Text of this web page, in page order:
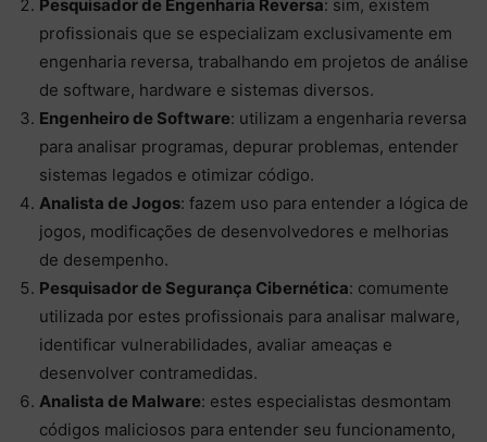
Pesquisador de Engenharia Reversa: sim, existem
profissionais que se especializam exclusivamente em
engenharia reversa, trabalhando em projetos de análise
de software, hardware e sistemas diversos.
Engenheiro de Software: utilizam a engenharia reversa
para analisar programas, depurar problemas, entender
sistemas legados e otimizar código.
Analista de Jogos: fazem uso para entender a lógica de
jogos, modificações de desenvolvedores e melhorias
de desempenho.
Pesquisador de Segurança Cibernética: comumente
utilizada por estes profissionais para analisar malware,
identificar vulnerabilidades, avaliar ameaças e
desenvolver contramedidas.
Analista de Malware: estes especialistas desmontam
códigos maliciosos para entender seu funcionamento,